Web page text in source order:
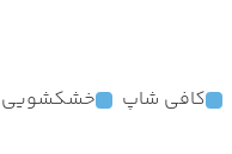
کافی شاپ خشکشویی